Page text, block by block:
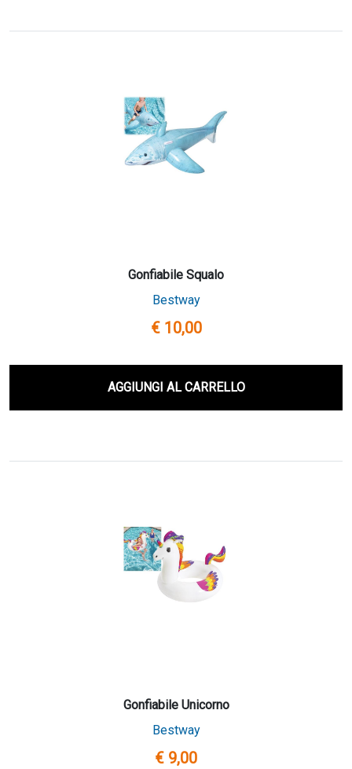
Gonfiabile Squalo
Bestway
€ 10,00
AGGIUNGI AL CARRELLO
Gonfiabile Unicorno
Bestway
€ 9,00